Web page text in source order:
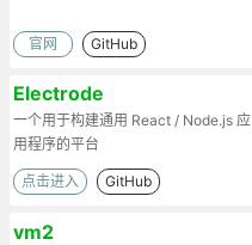
官网 GitHub
Electrode
一个用于构建通用 React / Node.js 应
用程序的平台
点击进入 GitHub
vm2